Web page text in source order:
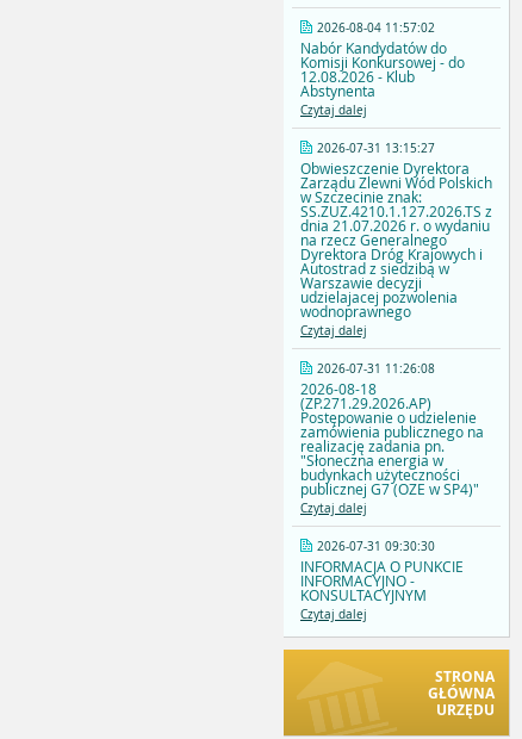
2026-08-04 11:57:02
Nabór Kandydatów do
Komisji Konkursowej - do
12.08.2026 - Klub
Abstynenta
Czytaj dalej
2026-07-31 13:15:27
Obwieszczenie Dyrektora
Zarządu Zlewni Wód Polskich
w Szczecinie znak:
SS.ZUZ.4210.1.127.2026.TS z
dnia 21.07.2026 r. o wydaniu
na rzecz Generalnego
Dyrektora Dróg Krajowych i
Autostrad z siedzibą w
Warszawie decyzji
udzielajacej pozwolenia
wodnoprawnego
Czytaj dalej
2026-07-31 11:26:08
2026-08-18
(ZP.271.29.2026.AP)
Postępowanie o udzielenie
zamówienia publicznego na
realizację zadania pn.
"Słoneczna energia w
budynkach użyteczności
publicznej G7 (OZE w SP4)"
Czytaj dalej
2026-07-31 09:30:30
INFORMACJA O PUNKCIE
INFORMACYJNO -
KONSULTACYJNYM
Czytaj dalej
STRONA
GŁÓWNA
URZĘDU